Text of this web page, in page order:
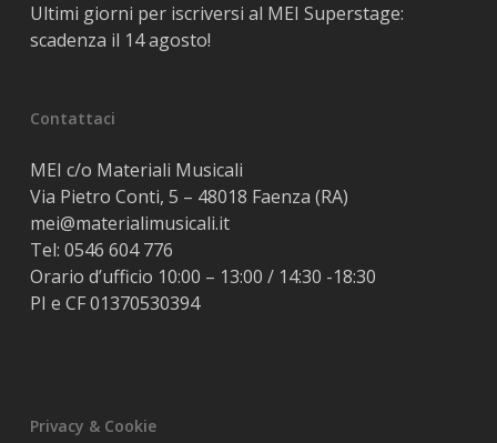
Ultimi giorni per iscriversi al MEI Superstage:
scadenza il 14 agosto!
Contattaci
MEI c/o Materiali Musicali
Via Pietro Conti, 5 – 48018 Faenza (RA)
mei@materialimusicali.it
Tel: 0546 604 776
Orario d’ufficio 10:00 – 13:00 / 14:30 -18:30
PI e CF 01370530394
Privacy & Cookie